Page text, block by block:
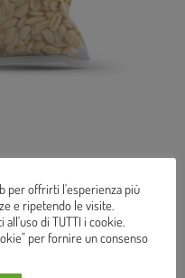
per offrirti l'esperienza più
e ripetendo le visite.
all'uso di TUTTI i cookie.
per fornire un consenso